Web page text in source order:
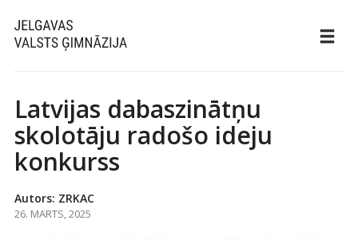
Latvijas dabaszinātņu
skolotāju radošo ideju
konkurss
Autors: ZRKAC
26. MARTS, 2025